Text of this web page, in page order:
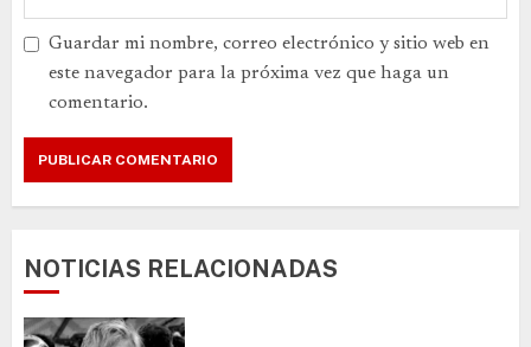
Guardar mi nombre, correo electrónico y sitio web en
este navegador para la próxima vez que haga un
comentario.
NOTICIAS RELACIONADAS